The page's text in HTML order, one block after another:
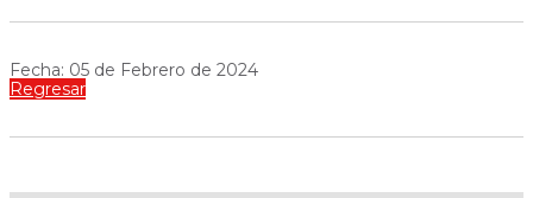
Fecha: 05 de Febrero de 2024
Regresar